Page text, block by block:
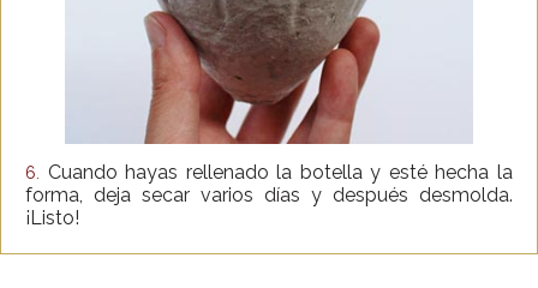
6. Cuando hayas rellenado la botella y esté hecha la
forma, deja secar varios días y después desmolda.
¡Listo!